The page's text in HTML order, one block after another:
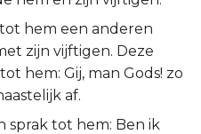
hem een anderen
zijn vijftigen. Deze
hem: Gij, man Gods! zo
af.
sprak tot hem: Ben ik